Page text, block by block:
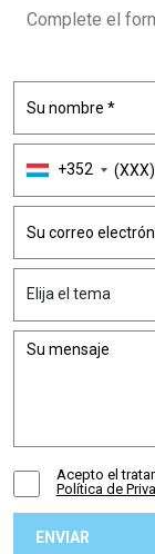
Complete el
+352
Acepto el
Política de